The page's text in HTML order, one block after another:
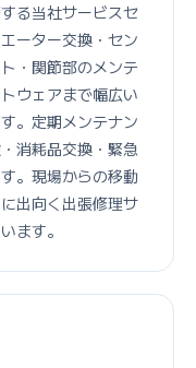
る当社サービスセ
ーター交換・セン
・関節部のメンテ
ウェアまで幅広い
。定期メンテナン
消耗品交換・緊急
。現場からの移動
出向く出張修理サ
ます。